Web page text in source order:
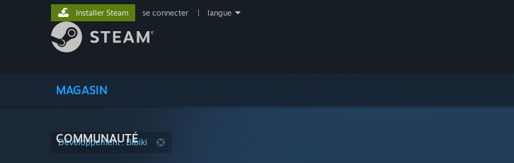
MAGASIN
COMMUNAUTÉ
Installer Steam se connecter langue
Développement : Bibiki